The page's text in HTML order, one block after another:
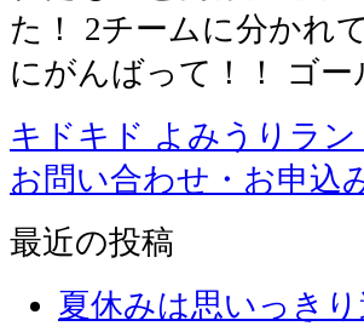
た！ 2チームに分かれ
にがんばって！！ ゴ
キドキド よみうりラン
お問い合わせ・お申込
最近の投稿
夏休みは思いっき